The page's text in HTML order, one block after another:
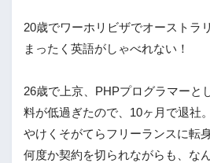
20歳でワーホリビザでオーストラ
まったく英語がしゃべれない！
26歳で上京、PHPプログラマーと
料が低過ぎたので、10ヶ月で退社。
やけくそがてらフリーランスに転
何度か契約を切られながらも、な